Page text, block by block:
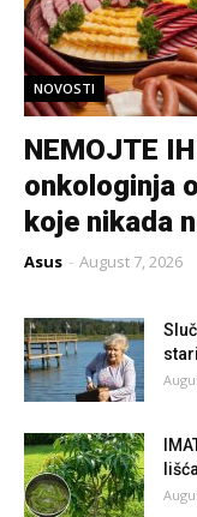
NOVOSTI
NEMOJTE
onkologinja
koje nikada
Asus - August 7, 2026